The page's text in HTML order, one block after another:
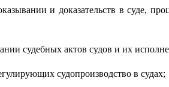
и доказательств в суде,
судебных актов судов и их
судопроизводство в судах;